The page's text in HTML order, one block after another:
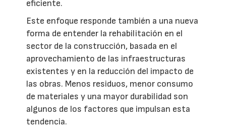
eficiente.
Este enfoque responde también a una nueva
forma de entender la rehabilitación en el
sector de la construcción, basada en el
aprovechamiento de las infraestructuras
existentes y en la reducción del impacto de
las obras. Menos residuos, menor consumo
de materiales y una mayor durabilidad son
algunos de los factores que impulsan esta
tendencia.